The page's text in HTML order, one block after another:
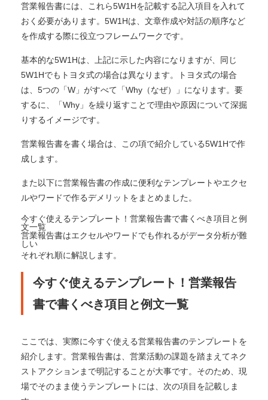
営業報告書には、これら5W1Hを記載する記入項目を入れて
おく必要があります。5W1Hは、文章作成や対話の順序など
を作成する際に役立つフレームワークです。
基本的な5W1Hは、上記に示した内容になりますが、同じ
5W1Hでもトヨタ式の場合は異なります。トヨタ式の場合
は、5つの「W」がすべて「Why（なぜ）」になります。要
するに、「Why」を繰り返すことで理由や原因について深掘
りするイメージです。
営業報告書を書く場合は、この項で紹介している5W1Hで作
成します。
また以下に営業報告書の作成に便利なテンプレートやエクセ
ルやワードで作るデメリットをまとめました。
今すぐ使えるテンプレート！営業報告書で書くべき項目と例
文一覧
営業報告書はエクセルやワードでも作れるがデータ分析が難
しい
それぞれ順に解説します。
今すぐ使えるテンプレート！営業報告
書で書くべき項目と例文一覧
ここでは、実際に今すぐ使える営業報告書のテンプレートを
紹介します。営業報告書は、営業活動の課題を踏まえてネク
ストアクションまで明記することが大事です。そのため、現
場でそのまま使うテンプレートには、次の項目を記載しま